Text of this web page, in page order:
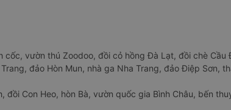
cốc, vườn thú Zoodoo, đồi cỏ hồng Đà Lạt, đồi chè Cầu
đảo Hòn Mun, nhà ga Nha Trang, đảo Điệp Sơn,
đồi Con Heo, hòn Bà, vườn quốc gia Bình Châu, bến